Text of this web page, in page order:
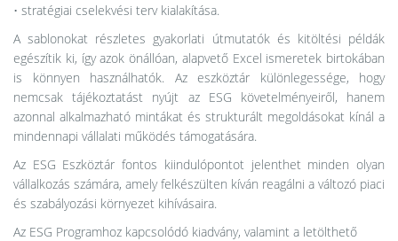
• stratégiai cselekvési terv kialakítása.
A sablonokat részletes gyakorlati útmutatók és kitöltési példák
egészítik ki, így azok önállóan, alapvető Excel ismeretek birtokában
is könnyen használhatók. Az eszköztár különlegessége, hogy
nemcsak tájékoztatást nyújt az ESG követelményeiről, hanem
azonnal alkalmazható mintákat és strukturált megoldásokat kínál a
mindennapi vállalati működés támogatására.
Az ESG Eszköztár fontos kiindulópontot jelenthet minden olyan
vállalkozás számára, amely felkészülten kíván reagálni a változó piaci
és szabályozási környezet kihívásaira.
Az ESG Programhoz kapcsolódó kiadvány, valamint a letölthető